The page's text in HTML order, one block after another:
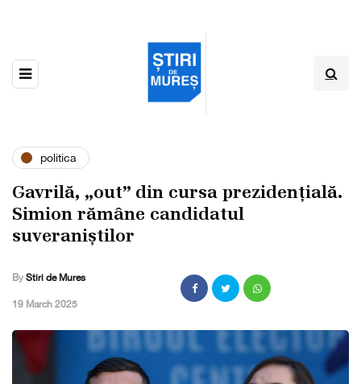
politica
Gavrilă, „out” din cursa prezidențială.
Simion rămâne candidatul
suveraniștilor
By Stiri de Mures
,19 March 2025